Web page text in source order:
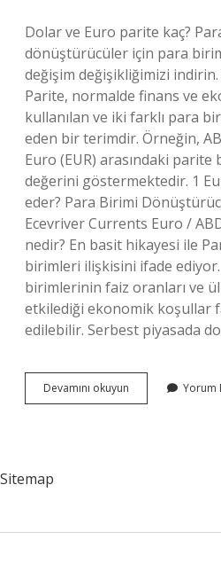
Dolar ve Euro parite kaç?
dönüştürücüler için para
değişim değişikliğimizi
Parite, normalde finans ve
kullanılan ve iki farklı para
eden bir terimdir. Örneğin,
Euro (EUR) arasındaki
değerini göstermektedir. 1
eder? Para Birimi
Ecevriver Currents Euro /
nedir? En basit hikayesi ile
birimleri ilişkisini ifade
birimlerinin faiz oranları ve
etkilediği ekonomik koşullar
edilebilir. Serbest piyasada
Devamını okuyun
Şu
Yorum
Sitemap